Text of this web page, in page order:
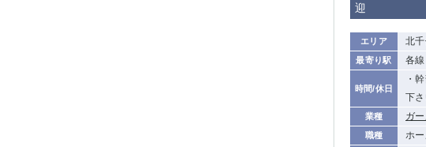
迎
エリア 北
最寄り駅 各
時間/休日
・
下
業種 ガ
職種 ホ